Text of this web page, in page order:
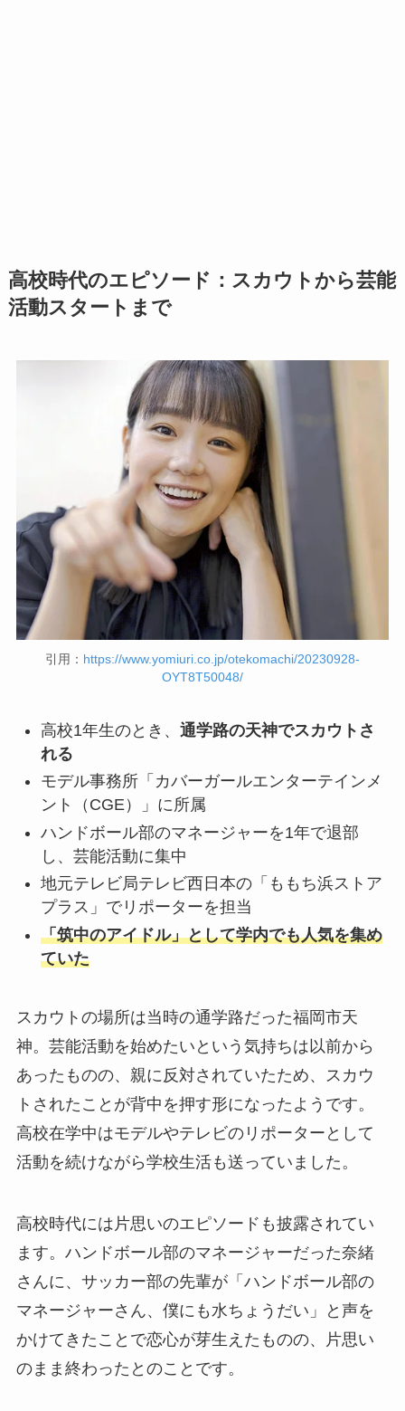
高校時代のエピソード：スカウトから芸能
活動スタートまで
引用： https://www.yomiuri.co.jp/otekomachi/20230928-
OYT8T50048/
高校1年生のとき、 通学路の天神でスカウトさ
れる
モデル事務所「カバーガールエンターテインメ
ント（CGE）」に所属
ハンドボール部のマネージャーを1年で退部
し、芸能活動に集中
地元テレビ局テレビ西日本の「ももち浜ストア
プラス」でリポーターを担当
「筑中のアイドル」として学内でも人気を集め
ていた
スカウトの場所は当時の通学路だった福岡市天
神。芸能活動を始めたいという気持ちは以前から
あったものの、親に反対されていたため、スカウ
トされたことが背中を押す形になったようです。
高校在学中はモデルやテレビのリポーターとして
活動を続けながら学校生活も送っていました。
高校時代には片思いのエピソードも披露されてい
ます。ハンドボール部のマネージャーだった奈緒
さんに、サッカー部の先輩が「ハンドボール部の
マネージャーさん、僕にも水ちょうだい」と声を
かけてきたことで恋心が芽生えたものの、片思い
のまま終わったとのことです。